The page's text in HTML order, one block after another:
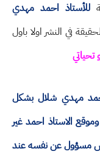
للأستاذ احمد مهدي
في النشر اولا باول
تحياتي
احمد مهدي شلال بشكل
الاستاذ احمد غير
مسؤول عن نفسه عند